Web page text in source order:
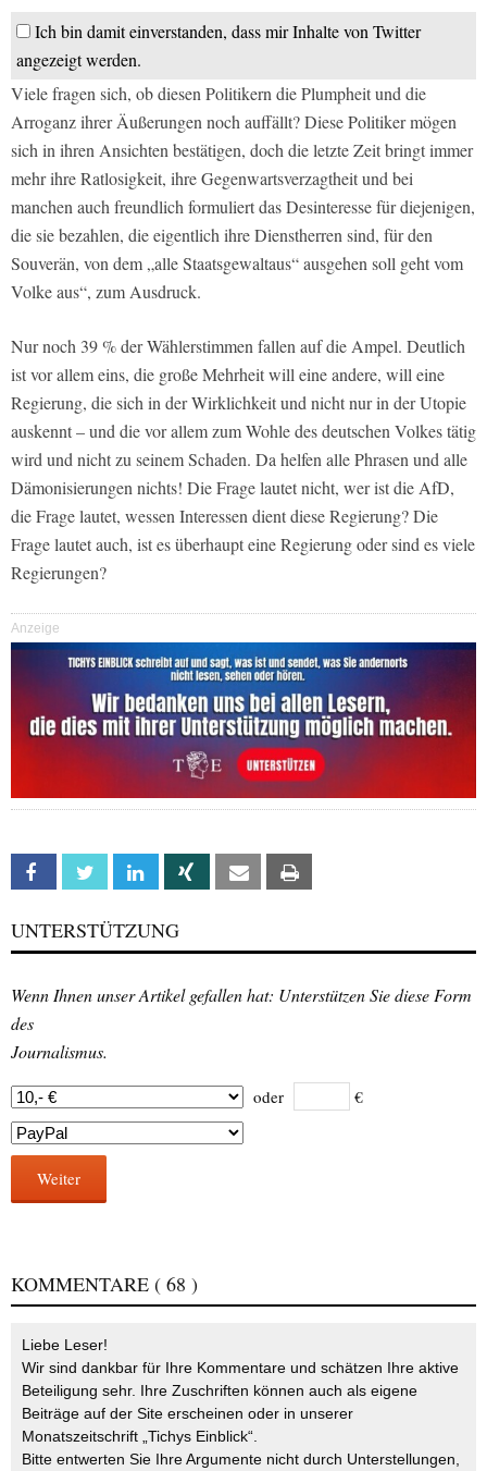
Ich bin damit einverstanden, dass mir Inhalte von Twitter
angezeigt werden.
Viele fragen sich, ob diesen Politikern die Plumpheit und die
Arroganz ihrer Äußerungen noch auffällt? Diese Politiker mögen
sich in ihren Ansichten bestätigen, doch die letzte Zeit bringt immer
mehr ihre Ratlosigkeit, ihre Gegenwartsverzagtheit und bei
manchen auch freundlich formuliert das Desinteresse für diejenigen,
die sie bezahlen, die eigentlich ihre Dienstherren sind, für den
Souverän, von dem „alle Staatsgewaltaus“ ausgehen soll geht vom
Volke aus“, zum Ausdruck.
Nur noch 39 % der Wählerstimmen fallen auf die Ampel. Deutlich
ist vor allem eins, die große Mehrheit will eine andere, will eine
Regierung, die sich in der Wirklichkeit und nicht nur in der Utopie
auskennt – und die vor allem zum Wohle des deutschen Volkes tätig
wird und nicht zu seinem Schaden. Da helfen alle Phrasen und alle
Dämonisierungen nichts! Die Frage lautet nicht, wer ist die AfD,
die Frage lautet, wessen Interessen dient diese Regierung? Die
Frage lautet auch, ist es überhaupt eine Regierung oder sind es viele
Regierungen?
Anzeige
Facebook Twitter Linkedin Xing Email
UNTERSTÜTZUNG
Wenn Ihnen unser Artikel gefallen hat: Unterstützen Sie diese Form
des
Journalismus.
oder €
Weiter
KOMMENTARE ( 68 )
Liebe Leser!
Wir sind dankbar für Ihre Kommentare und schätzen Ihre aktive
Beteiligung sehr. Ihre Zuschriften können auch als eigene
Beiträge auf der Site erscheinen oder in unserer
Monatszeitschrift „Tichys Einblick“.
Bitte entwerten Sie Ihre Argumente nicht durch Unterstellungen,